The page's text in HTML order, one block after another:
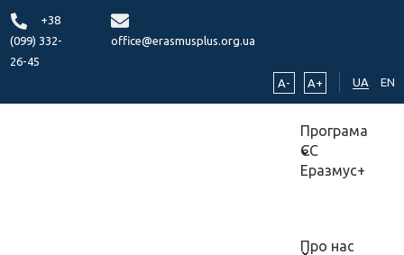
+38
(099) 332-
26-45
office@erasmusplus.org.ua
A- A+ UA EN
Програма
ЄС
Еразмус+
Про нас